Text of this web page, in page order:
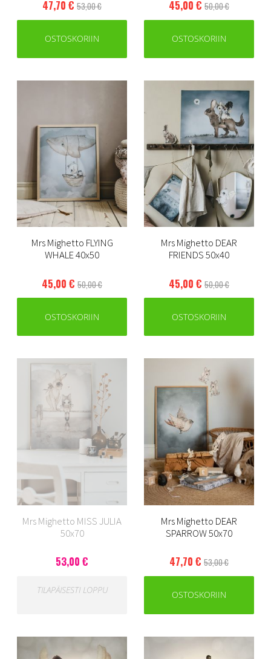
47,70 € 53,00 €
OSTOSKORIIN
45,00 € 50,00 €
OSTOSKORIIN
Mrs Mighetto FLYING
WHALE 40x50
45,00 € 50,00 €
OSTOSKORIIN
Mrs Mighetto DEAR
FRIENDS 50x40
45,00 € 50,00 €
OSTOSKORIIN
Mrs Mighetto MISS JULIA
50x70
53,00 €
TILAPÄISESTI LOPPU
Mrs Mighetto DEAR
SPARROW 50x70
47,70 € 53,00 €
OSTOSKORIIN